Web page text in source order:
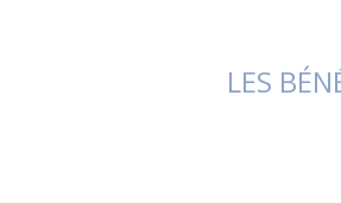
LES